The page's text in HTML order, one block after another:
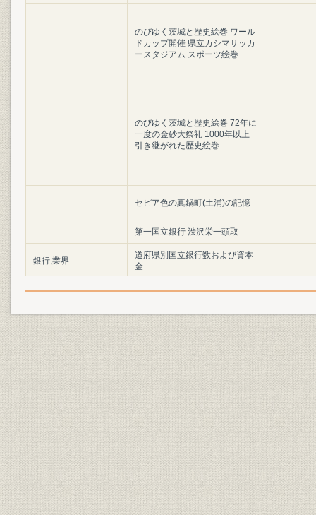
のびゆく茨城と歴史絵巻 ワール
ドカップ開催 県立カシマサッカ
ースタジアム スポーツ絵巻
のびゆく茨城と歴史絵巻 72年に
一度の金砂大祭礼 1000年以上
引き継がれた歴史絵巻
セピア色の真鍋町(土浦)の記憶
第一国立銀行 渋沢栄一頭取
銀行;業界
道府県別国立銀行数および資本
金
貯蓄;経営
店舗設置予定地の既存銀行預金
昭和25年
業界;銀行 新設銀行一覧
昭和25年
29年(1954
役員
会長・頭取列伝 1 初代会長 菊田
七平、初代頭取 風戸元愛
経営政策 基本方針 [昭和27年
財務・業績;貯蓄 第1期末預金残高および構成 [昭和28年
事業所 創業期3年間の出店情況
昭和27年
29年(1954
事業所 [支店]
[昭和27年
年(1954年